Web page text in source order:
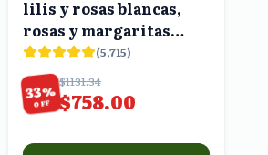
lilis y rosas blancas,
rosas y margaritas
rojas
(5,715)
33%
OFF
$1131.34
$758.00